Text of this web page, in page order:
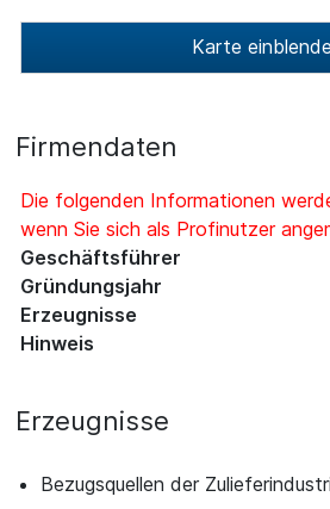
Karte
Firmendaten
Die folgenden Informationen
wenn Sie sich als Profinutzer
Geschäftsführer
Gründungsjahr
Erzeugnisse
Hinweis
Erzeugnisse
Bezugsquellen der